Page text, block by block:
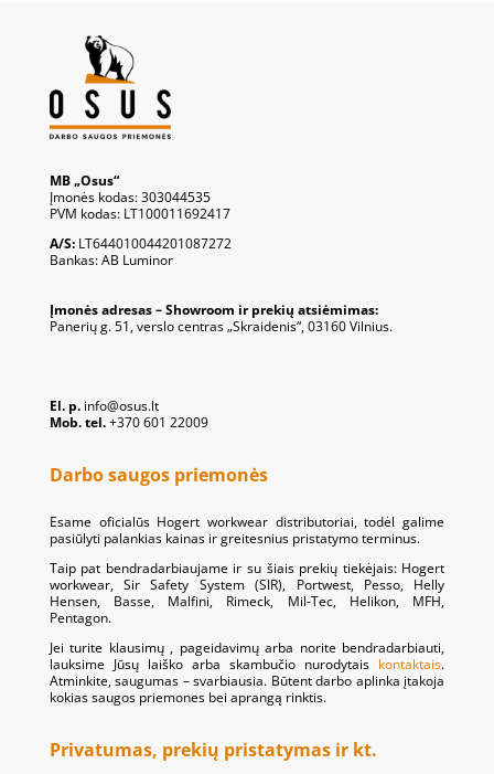
MB „Osus“
Įmonės kodas: 303044535
PVM kodas: LT100011692417
A/S:LT644010044201087272
Bankas: AB Luminor
Įmonės adresas – Showroom ir prekių atsiėmimas:
Panerių g. 51, verslo centras „Skraidenis“, 03160 Vilnius.
El. p.info@osus.lt
Mob. tel.+370 601 22009
Darbo saugos priemonės
Esame oficialūs Hogert workwear distributoriai, todėl galime
pasiūlyti palankias kainas ir greitesnius pristatymo terminus.
Taip pat bendradarbiaujame ir su šiais prekių tiekėjais: Hogert
workwear, Sir Safety System (SIR), Portwest, Pesso, Helly
Hensen, Basse, Malfini, Rimeck, Mil-Tec, Helikon, MFH,
Pentagon.
Jei turite klausimų , pageidavimų arba norite bendradarbiauti,
lauksime Jūsų laiško arba skambučio nurodytais kontaktais.
Atminkite, saugumas – svarbiausia. Būtent darbo aplinka įtakoja
kokias saugos priemones bei aprangą rinktis.
Privatumas, prekių pristatymas ir kt.